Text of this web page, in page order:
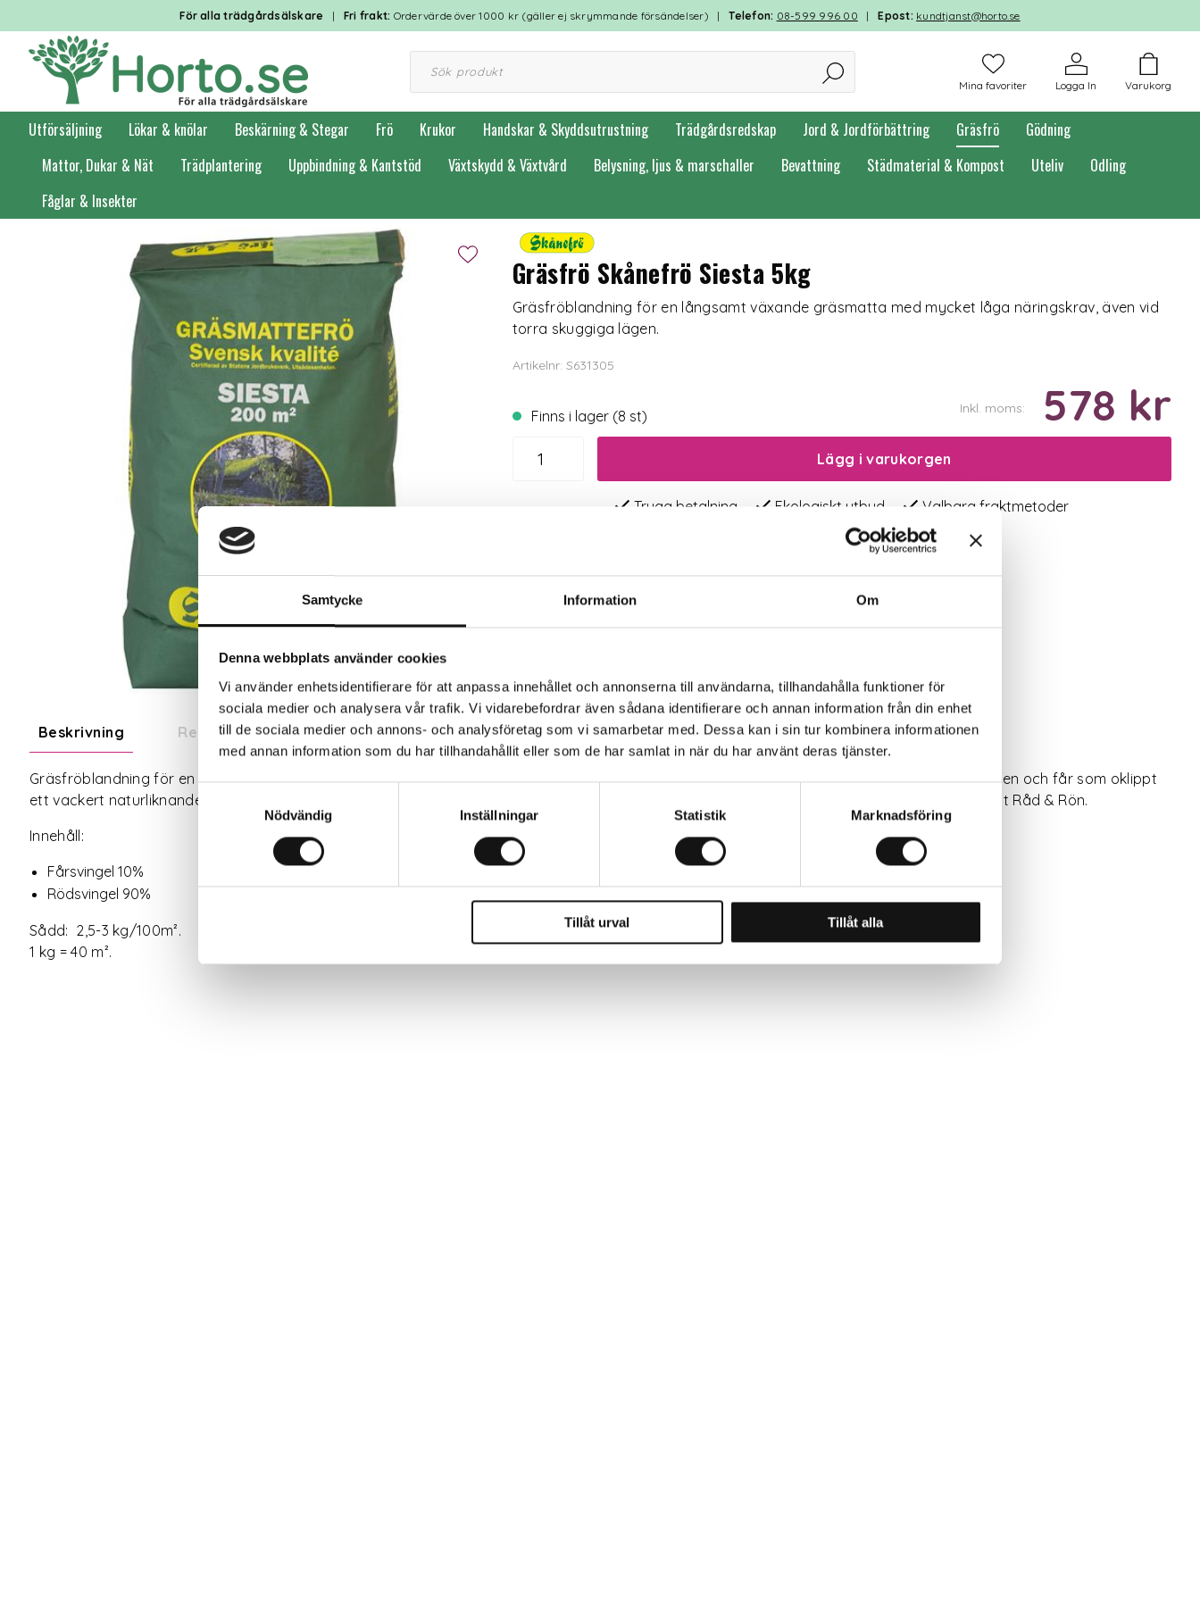
Samtycke Information Om
Denna webbplats använder cookies
Vi använder enhetsidentifierare för att anpassa innehållet och annonserna till användarna, tillhandahålla funktioner för
sociala medier och analysera vår trafik. Vi vidarebefordrar även sådana identifierare och annan information från din enhet
till de sociala medier och annons- och analysföretag som vi samarbetar med. Dessa kan i sin tur kombinera informationen
med annan information som du har tillhandahållit eller som de har samlat in när du har använt deras tjänster.
Nödvändig
Inställningar Statistik Marknadsföring
Tillåt urval Tillåt alla
För alla trädgårdsälskare | Fri frakt: Ordervärde över 1000 kr (gäller ej skrymmande försändelser) |Telefon: 08-599 996 00 |Epost: kundtjanst@horto.se
Varukorg
Logga In
Mina favoriter
Utförsäljning Lökar & knölar Beskärning & Stegar Frö Krukor Handskar & Skyddsutrustning Trädgårdsredskap Jord & Jordförbättring Gräsfrö
Gödning
Mattor, Dukar & Nät
Trädplantering Uppbindning & Kantstöd Växtskydd & Växtvård Belysning, ljus & marschaller Bevattning Städmaterial & Kompost Uteliv
Odling
Fåglar & Insekter
Förstasidan Gräsfrö
Gräsfrö Skånefrö Siesta 5kg
Gräsfröblandning för en långsamt växande gräsmatta med mycket låga näringskrav, även vid
torra skuggiga lägen.
Artikelnr: S631305
Finns i lager (8 st) Inkl. moms: 578 kr
Lägg i varukorgen
Trygg betalning Ekologiskt utbud Valbara fraktmetoder
Beskrivning Recensioner Om tillverkaren Filer
Gräsfröblandning för en långsamt växande gräsmatta med mycket låga näringskrav, även vid torra skuggiga lägen. Sås på magra förhållanden och får som oklippt
ett vackert naturliknande utseende. Utmärkt att komplettera med blomsterängsblandningar. Passar även bra till robotgräsklippning. Bäst i Test Råd & Rön.
Innehåll:
Fårsvingel 10%
Rödsvingel 90%
Sådd: 2,5-3 kg/100m².
1 kg = 40 m².